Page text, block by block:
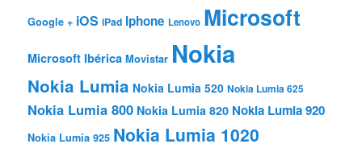
Google + iOS iPad Iphone Lenovo Microsoft
Microsoft Ibérica Movistar Nokia
Nokia Lumia Nokia Lumia 520 Nokia Lumia 625
Nokia Lumia 800 Nokia Lumia 820 Nokia Lumia 920
Nokia Lumia 925 Nokia Lumia 1020